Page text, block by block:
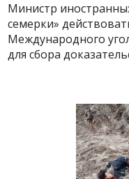
Министр
семерки»
Международного
для сбора